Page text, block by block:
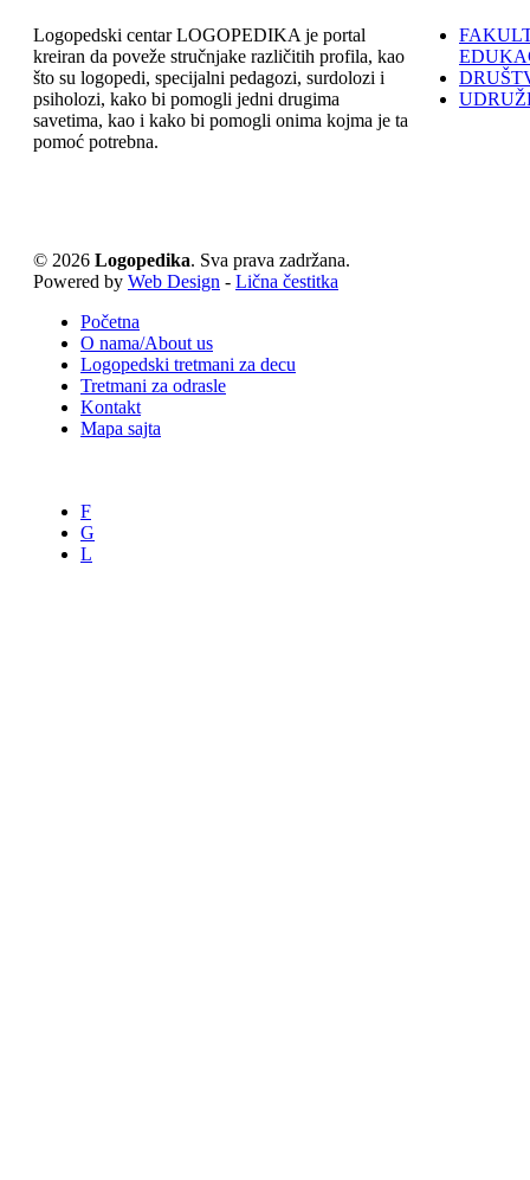
Logopedski centar LOGOPEDIKA je portal
kreiran da poveže stručnjake različitih profila, kao
što su logopedi, specijalni pedagozi, surdolozi i
psiholozi, kako bi pomogli jedni drugima
savetima, kao i kako bi pomogli onima kojma je ta
pomoć potrebna.
© 2026 Logopedika. Sva prava zadržana.
Powered by Web Design - Lična čestitka
Početna
O nama/About us
Logopedski tretmani za decu
Tretmani za odrasle
Kontakt
Mapa sajta
F
G
L